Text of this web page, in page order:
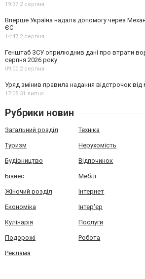
19:37,2 серпня
Вперше Україна надала допомогу через
ЄС
14:47,2 серпня
Генштаб ЗСУ оприлюднив дані про втрати
серпня 2026 року
09:00,2 серпня
Уряд змінив правила надання відстрочок від
17:05,31 липня
Рубрики новин
Загальний розділ Техніка
Туризм Нерухомість
Будівництво Відпочинок
Бізнес Меблі
Жіночий розділ Інтернет
Економіка Інтер'єр
Кулінарія Послуги
Подорожі Робота
Реклама